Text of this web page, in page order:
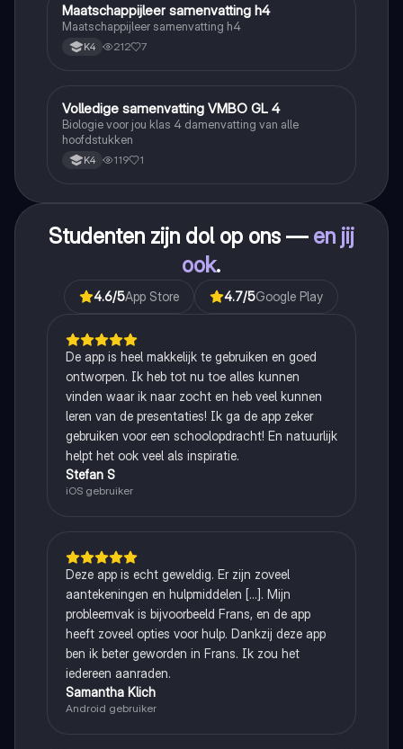
Maatschappijleer
Maatschappijleer samenvatting h4
Maatschappijleer samenvatting h4
K4 212 7
Biologie
Volledige samenvatting VMBO GL 4
Biologie voor jou klas 4 damenvatting van alle
hoofdstukken
K4 119 1
Studenten zijn dol op ons — en jij
ook.
4.6/5App Store 4.7/5Google Play
De app is heel makkelijk te gebruiken en goed
ontworpen. Ik heb tot nu toe alles kunnen
vinden waar ik naar zocht en heb veel kunnen
leren van de presentaties! Ik ga de app zeker
gebruiken voor een schoolopdracht! En natuurlijk
helpt het ook veel als inspiratie.
Stefan S
iOS gebruiker
Deze app is echt geweldig. Er zijn zoveel
aantekeningen en hulpmiddelen [...]. Mijn
probleemvak is bijvoorbeeld Frans, en de app
heeft zoveel opties voor hulp. Dankzij deze app
ben ik beter geworden in Frans. Ik zou het
iedereen aanraden.
Samantha Klich
Android gebruiker